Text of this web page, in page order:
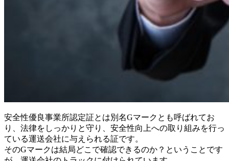
安全性優良事業所認定証とは別名Gマークとも呼ばれてお
り、法律をしっかりと守り、安全性向上への取り組みを行っ
ている運送会社に与えられる証です。
そのGマークは結局どこで確認できるのか？ということです